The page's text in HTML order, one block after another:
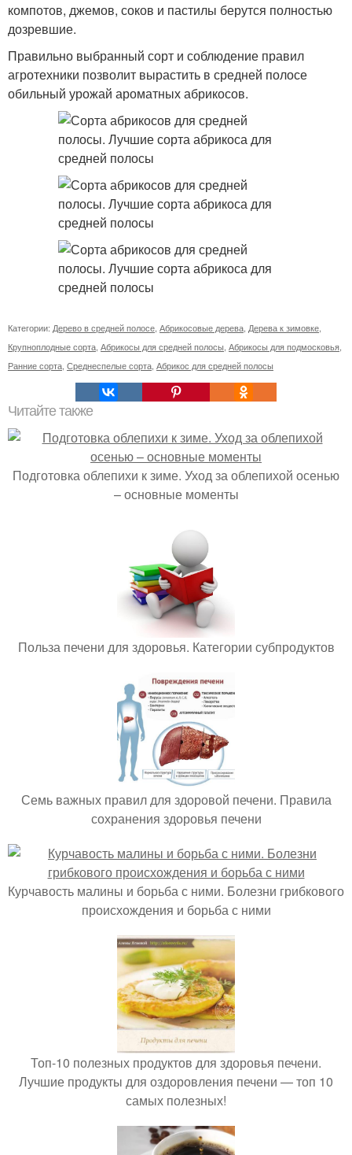
компотов, джемов, соков и пастилы берутся полностью
дозревшие.
Правильно выбранный сорт и соблюдение правил
агротехники позволит вырастить в средней полосе
обильный урожай ароматных абрикосов.
Категории: Дерево в средней полосе Абрикосовые дерева Дерева к зимовке
Крупноплодные сорта Абрикосы для средней полосы Абрикосы для подмосковья
Ранние сорта Среднеспелые сорта Абрикос для средней полосы
Читайте также
Подготовка облепихи к зиме. Уход за облепихой осенью
– основные моменты
Польза печени для здоровья. Категории субпродуктов
Семь важных правил для здоровой печени. Правила
сохранения здоровья печени
Курчавость малины и борьба с ними. Болезни грибкового
происхождения и борьба с ними
Топ-10 полезных продуктов для здоровья печени.
Лучшие продукты для оздоровления печени — топ 10
самых полезных!